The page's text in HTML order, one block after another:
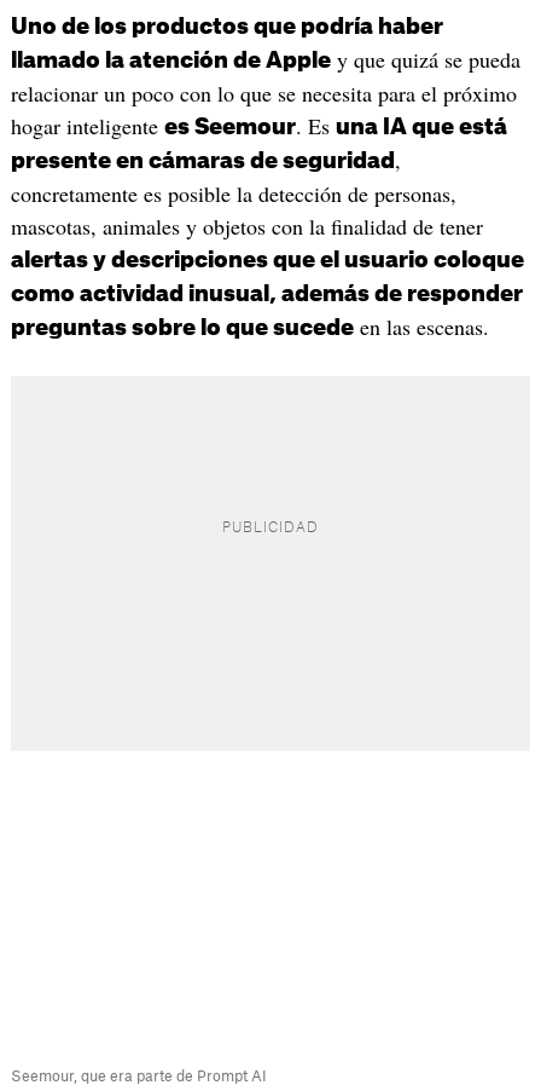
Uno de los productos que podría haber
llamado la atención de Appley que quizá se pueda
relacionar un poco con lo que se necesita para el próximo
hogar inteligente es Seemour. Es una IA que está
presente en cámaras de seguridad ,
concretamente es posible la detección de personas,
mascotas, animales y objetos con la finalidad de tener
alertas y descripciones que el usuario coloque
como actividad inusual, además de responder
preguntas sobre lo que sucedeen las escenas.
Seemour, que era parte de Prompt AI